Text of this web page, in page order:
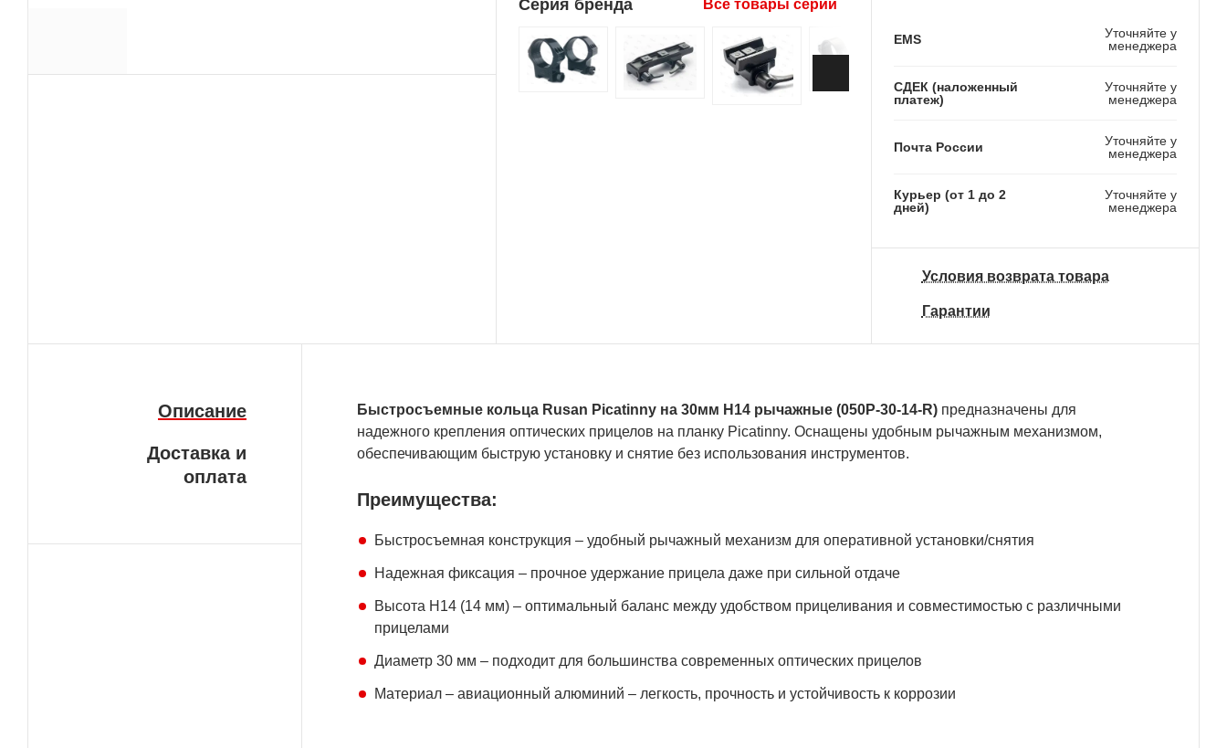
Серия бренда Все товары серии
EMS
Уточняйте у
менеджера
СДЕК (наложенный
платеж)
Уточняйте у
менеджера
Почта России
Уточняйте у
менеджера
Курьер (от 1 до 2
дней)
Уточняйте у
менеджера
Условия возврата товара
Гарантии
Описание
Доставка и
оплата
Быстросъемные кольца Rusan Picatinny на 30мм H14 рычажные (050P-30-14-R) предназначены для
надежного крепления оптических прицелов на планку Picatinny. Оснащены удобным рычажным механизмом,
обеспечивающим быструю установку и снятие без использования инструментов.
Преимущества:
Быстросъемная конструкция – удобный рычажный механизм для оперативной установки/снятия
Надежная фиксация – прочное удержание прицела даже при сильной отдаче
Высота H14 (14 мм) – оптимальный баланс между удобством прицеливания и совместимостью с различными
прицелами
Диаметр 30 мм – подходит для большинства современных оптических прицелов
Материал – авиационный алюминий – легкость, прочность и устойчивость к коррозии